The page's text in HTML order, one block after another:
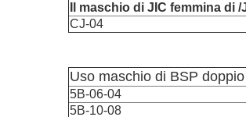
Il maschio di JIC femmina di
CJ-04
Uso maschio di BSP
5B-06-04
5B-10-08